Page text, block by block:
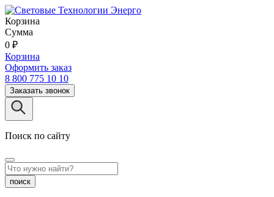
Корзина
Сумма
0 ₽
Корзина
Оформить заказ
8 800 775 10 10
Заказать звонок
Поиск по сайту
поиск